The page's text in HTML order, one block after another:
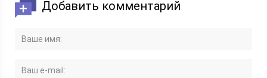
Добавить комментарий